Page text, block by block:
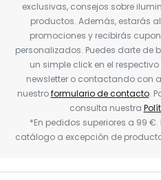
exclusivas, consejos sobre
productos. Además, estarás
promociones y recibirás
personalizados. Puedes darte
un simple click en el
newsletter o contactando con
nuestroformulario de contacto.
consulta nuestra
*En pedidos superiores a 99
catálogo a excepción de